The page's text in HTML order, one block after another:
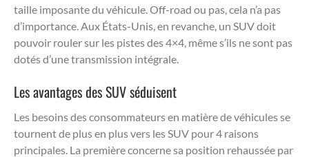
taille imposante du véhicule. Off-road ou pas, cela n’a pas
d’importance. Aux États-Unis, en revanche, un SUV doit
pouvoir rouler sur les pistes des 4×4, même s’ils ne sont pas
dotés d’une transmission intégrale.
Les avantages des SUV séduisent
Les besoins des consommateurs en matière de véhicules se
tournent de plus en plus vers les SUV pour 4 raisons
principales. La première concerne sa position rehaussée par